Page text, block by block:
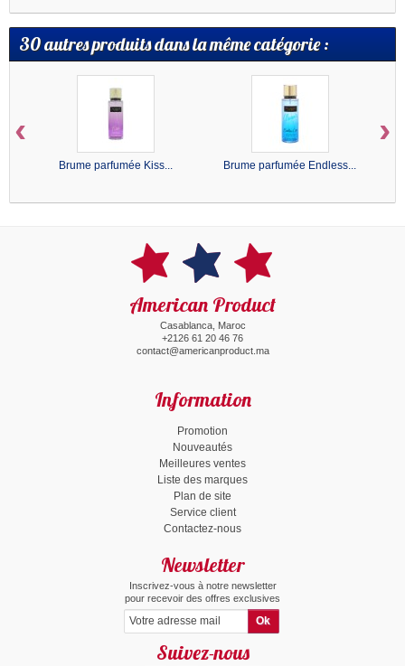
30 autres produits dans la même catégorie :
Brume parfumée Kiss... Brume parfumée Endless...
‹ ›
American Product
Casablanca, Maroc
+2126 61 20 46 76
contact@americanproduct.ma
Information
Promotion
Nouveautés
Meilleures ventes
Liste des marques
Plan de site
Service client
Contactez-nous
Newsletter
Inscrivez-vous à notre newsletter
pour recevoir des offres exclusives
Suivez-nous